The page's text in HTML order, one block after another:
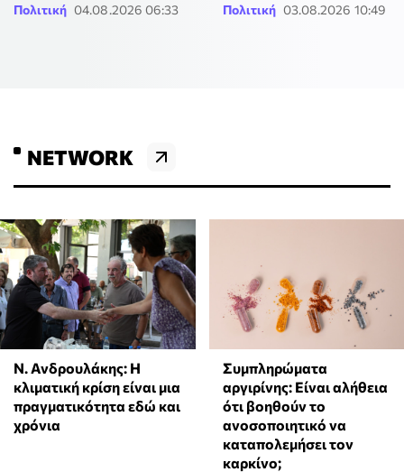
Πολιτική 04.08.2026 06:33 Πολιτική 03.08.2026 10:49
NETWORK
Ν. Ανδρουλάκης: Η
κλιματική κρίση είναι μια
πραγματικότητα εδώ και
χρόνια
⁠Συμπληρώματα
αργιρίνης: Είναι αλήθεια
ότι βοηθούν το
ανοσοποιητικό να
καταπολεμήσει τον
καρκίνο;